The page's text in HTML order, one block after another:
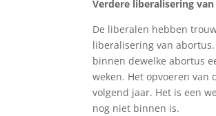
Verdere liberalisering
De liberalen hebben
liberalisering van
binnen dewelke abortus
weken. Het opvoeren
volgend jaar. Het is een
nog niet binnen is.